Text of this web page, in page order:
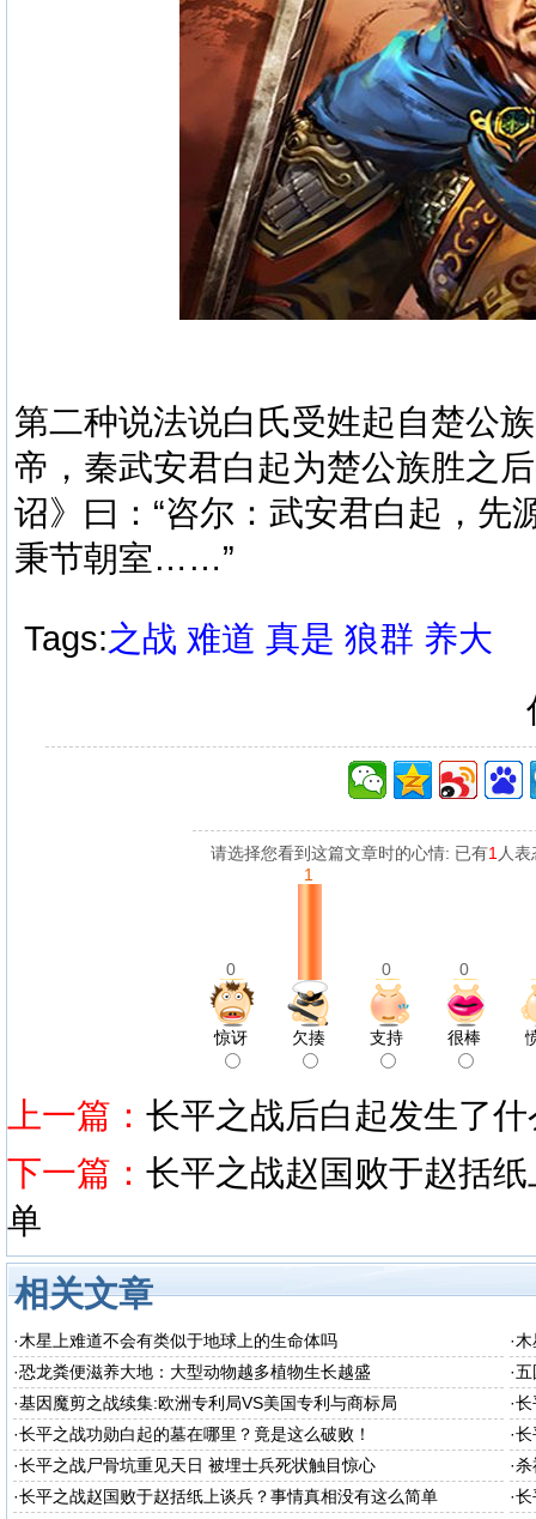
第二种说法说白氏受姓起自楚公
帝，秦武安君白起为楚公族胜之
诏》曰：“咨尔：武安君白起，先
秉节朝室……”
Tags:之战 难道 真是 狼群 养大
请选择您看到这篇文章时的心情: 已有1 人
0
1
0 0
惊讶 欠揍 支持 很棒
上一篇： 长平之战后白起发生了
下一篇： 长平之战赵国败于赵括
单
相关文章
·木星上难道不会有类似于地球上的生命体吗 ·
·恐龙粪便滋养大地：大型动物越多植物生长越盛 ·五
·基因魔剪之战续集:欧洲专利局VS美国专利与商标局 ·长
·长平之战功勋白起的墓在哪里？竟是这么破败！ ·长
·长平之战尸骨坑重见天日 被埋士兵死状触目惊心 ·杀
·长平之战赵国败于赵括纸上谈兵？事情真相没有这么简单 ·长